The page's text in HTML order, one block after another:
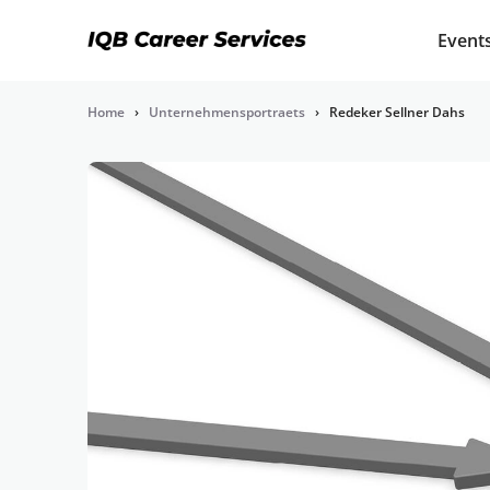
Home › Unternehmensportraets › Redeker Sellner Dahs